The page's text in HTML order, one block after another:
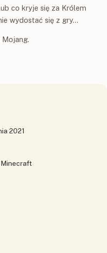
co kryje się za Królem
wydostać się z gry…
2021
Minecraft